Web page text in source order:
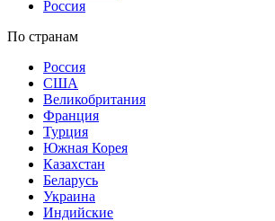
Россия
По странам
Россия
США
Великобритания
Франция
Турция
Южная Корея
Казахстан
Беларусь
Украина
Индийские